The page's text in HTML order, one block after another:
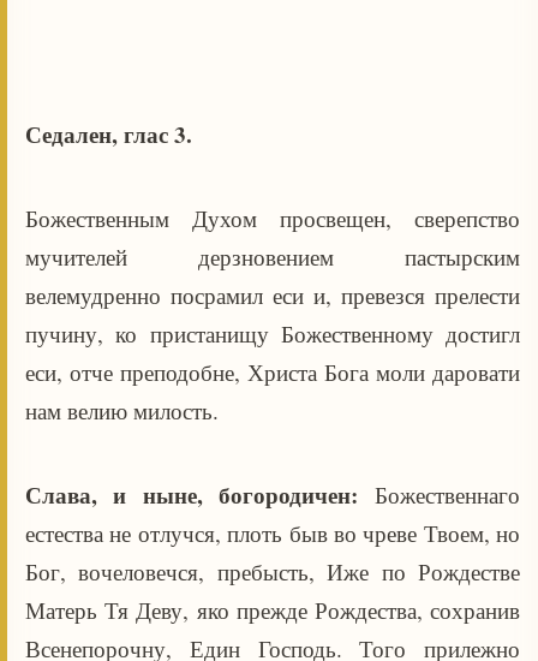
Седален, глас 3.
Божественным Духом просвещен, сверепство
мучителей дерзновением пастырским
велемудренно посрамил еси и, превезся прелести
пучину, ко пристанищу Божественному достигл
еси, отче преподобне, Христа Бога моли даровати
нам велию милость.
Слава, и ныне, богородичен: Божественнаго
естества не отлучся, плоть быв во чреве Твоем, но
Бог, вочеловечся, пребысть, Иже по Рождестве
Матерь Тя Деву, яко прежде Рождества, сохранив
Всенепорочну, Един Господь. Того прилежно